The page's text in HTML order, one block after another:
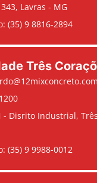
Lavras - MG
(35) 9 8816-2894
Três
- Disrito Industrial,
(35) 9 9988-0012